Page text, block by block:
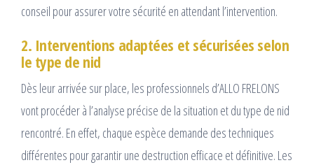
conseil pour assurer votre sécurité en attendant l’intervention.
2. Interventions adaptées et sécurisées selon
le type de nid
Dès leur arrivée sur place, les professionnels d’ALLO FRELONS
vont procéder à l’analyse précise de la situation et du type de nid
rencontré. En effet, chaque espèce demande des techniques
différentes pour garantir une destruction efficace et définitive. Les